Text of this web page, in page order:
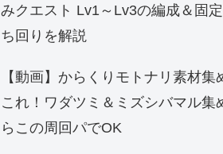
みクエスト Lv1～Lv3の編成＆固
ち回りを解説
【動画】からくりモトナリ素材集
これ！ワダツミ＆ミズシバマル集
らこの周回パでOK